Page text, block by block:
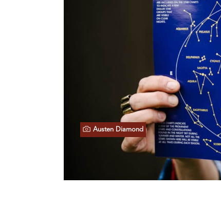
Austen Diamond